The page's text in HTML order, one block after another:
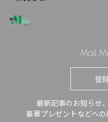
Mail
登
最新記事のお知らせ
豪華プレゼントなどへの